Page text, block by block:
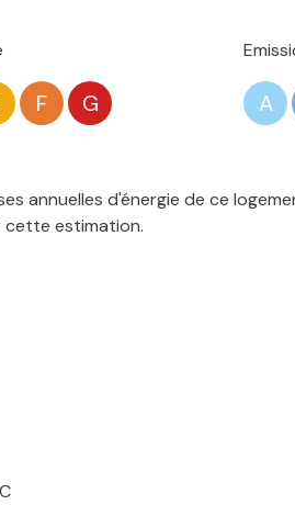
F G A
annuelles d'énergie de ce
cette estimation.